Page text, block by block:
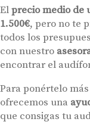
Elprecio medio de
1.500€, pero no te
todos los
con nuestro
encontrar el
Para ponértelo
ofrecemos una
que consigas tu
Acepto la cesión de
Miaudífono para
detalla en nuestras
Al hacer click en
Política de Privacidad.